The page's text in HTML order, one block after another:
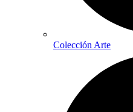
Colección Arte